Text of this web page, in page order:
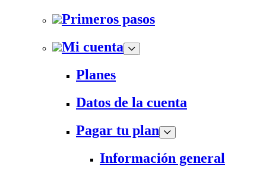
Primeros pasos
Mi cuenta
Planes
Datos de la cuenta
Pagar tu plan
Información general